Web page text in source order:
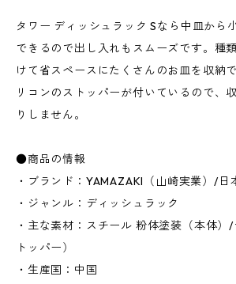
タワー ディッシュラック Sなら中皿から
できるので出し入れもスムーズです。種
けて省スペースにたくさんのお皿を収納
リコンのストッパーが付いているので、
りしません。
●商品の情報
・ブランド：YAMAZAKI（山崎実業）/日
・ジャンル：ディッシュラック
・主な素材：スチール 粉体塗装（本体）
トッパー）
・生産国：中国